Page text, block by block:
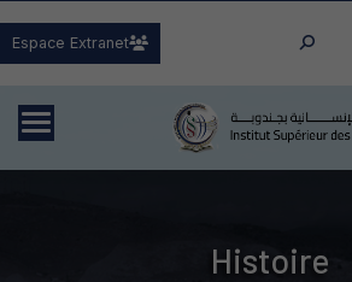
Espace Extranet
Histoire